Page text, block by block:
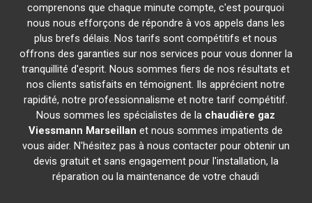
comprenons que chaque minute compte, c'est pourquoi
nous nous efforçons de répondre à vos appels dans les
plus brefs délais. Nos tarifs sont compétitifs et nous
offrons des garanties sur nos services pour vous donner la
tranquillité d'esprit. Nous sommes fiers de nos résultats et
nos clients satisfaits en témoignent. Ils apprécient notre
rapidité, notre professionnalisme et notre tarif compétitif.
Nous sommes les spécialistes de la chaudière gaz
Viessmann Marseillan et nous sommes impatients de
vous aider. N'hésitez pas à nous contacter pour obtenir un
devis gratuit et sans engagement pour l'installation, la
réparation ou la maintenance de votre chaudi